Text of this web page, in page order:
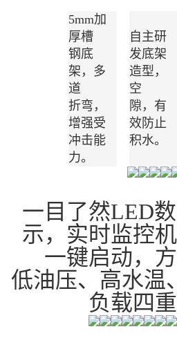
5mm加
厚槽
钢底
架，多
道
折弯，
增强受
冲击能
力。
自主研
发底架
造型，
空
隙，有
效防止
积水。
一目了然LED
示，实时监控
一键启动，方
低油压、高水温
负载四